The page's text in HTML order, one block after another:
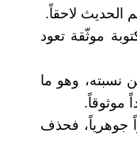
الحديث لاحقاً.
موثّقة تعود
نسبته، وهو ما
موثوقاً.
تحريراً جوهرياً، فحذف